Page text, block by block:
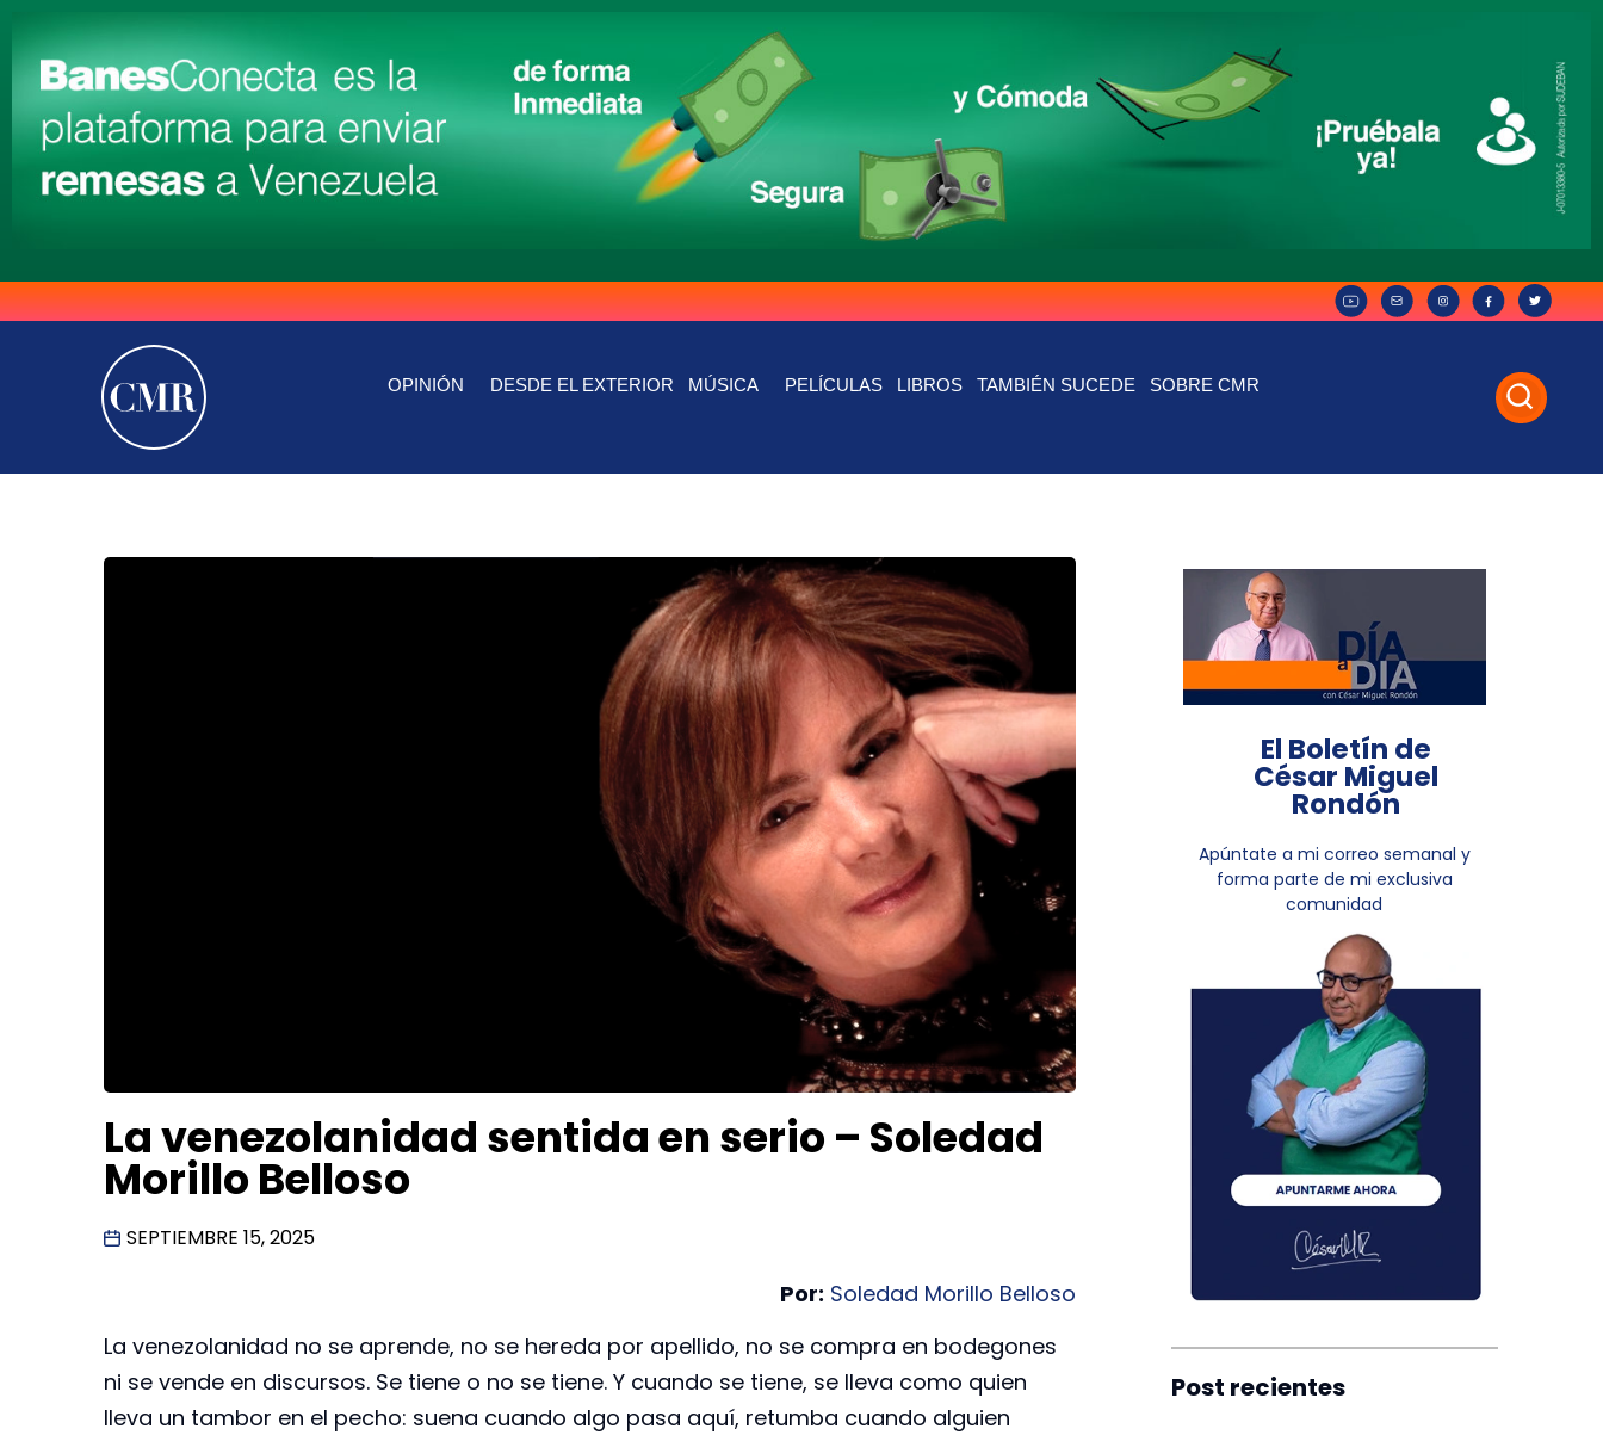
OPINIÓN DESDE EL EXTERIOR MÚSICA PELÍCULAS LIBROS TAMBIÉN SUCEDE SOBRE CMR
La venezolanidad sentida en serio – Soledad
Morillo Belloso
SEPTIEMBRE 15, 2025
Por: Soledad Morillo Belloso
La venezolanidad no se aprende, no se hereda por apellido, no se compra en bodegones
ni se vende en discursos. Se tiene o no se tiene. Y cuando se tiene, se lleva como quien
lleva un tambor en el pecho: suena cuando algo pasa aquí, retumba cuando alguien
El Boletín de
César Miguel
Rondón
Apúntate a mi correo semanal y
forma parte de mi exclusiva
comunidad
Post recientes